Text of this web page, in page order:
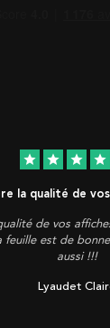
star star star star
la qualité de
de vos
feuille est de
aussi !!!
Lyaudet